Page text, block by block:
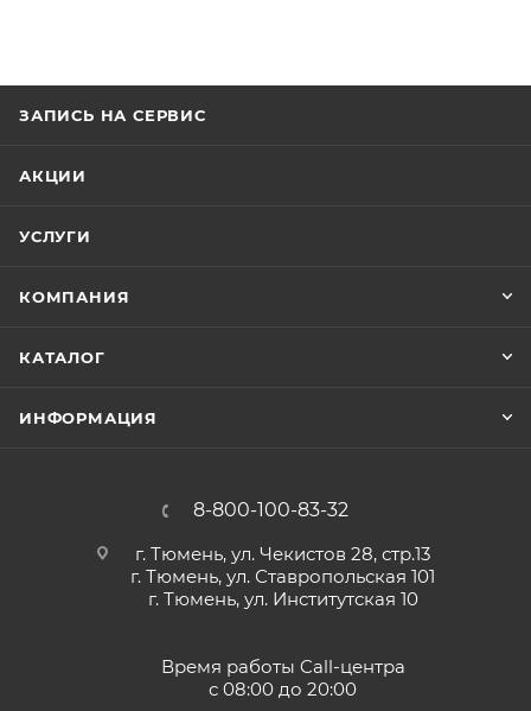
ЗАПИСЬ НА СЕРВИС
АКЦИИ
УСЛУГИ
КОМПАНИЯ
КАТАЛОГ
ИНФОРМАЦИЯ
8-800-100-83-32
г. Тюмень, ул. Чекистов 28, стр.13
г. Тюмень, ул. Ставропольская 101
г. Тюмень, ул. Институтская 10
Время работы Call-центра
с 08:00 до 20:00